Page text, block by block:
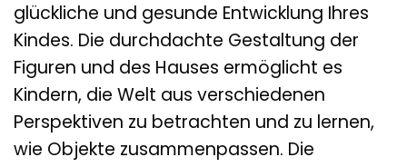
glückliche und gesunde Entwicklung Ihres
Kindes. Die durchdachte Gestaltung der
Figuren und des Hauses ermöglicht es
Kindern, die Welt aus verschiedenen
Perspektiven zu betrachten und zu lernen,
wie Objekte zusammenpassen. Die